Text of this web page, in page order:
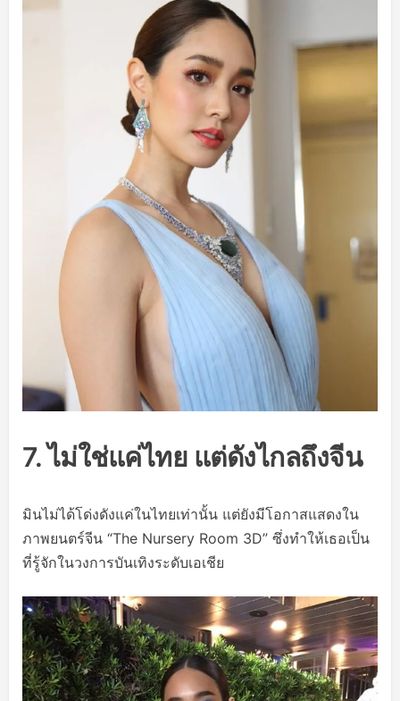
7. ไม่ใช่แค่ไทย แต่ดังไกลถึงจีน
มินไม่ได้โด่งดังแค่ในไทยเท่านั้น แต่ยังมีโอกาสแสดงใน
ภาพยนตร์จีน “The Nursery Room 3D” ซึ่งทำให้เธอเป็น
ที่รู้จักในวงการบันเทิงระดับเอเชีย